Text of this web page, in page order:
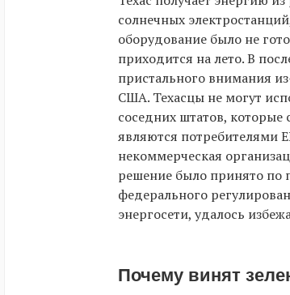
солнечных
оборудование было не
приходится на лето. В
пристального внимания
США. Техасцы не могут
соседних штатов,
являются потребителями
некоммерческая
решение было принято по
федерального
энергосети, удалось
Почему винят